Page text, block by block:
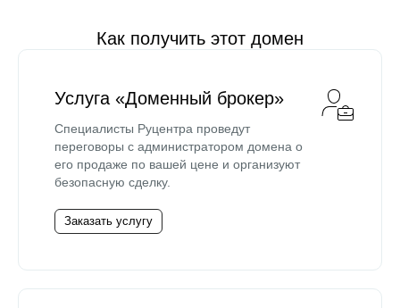
Как получить этот домен
Услуга «Доменный брокер»
Специалисты Руцентра проведут
переговоры с администратором домена о
его продаже по вашей цене и организуют
безопасную сделку.
Заказать услугу